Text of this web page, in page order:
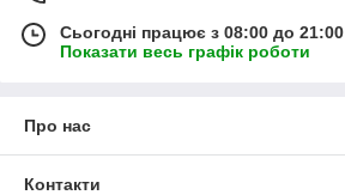
Сьогодні працює з 08:00 до 21:00
Показати весь графік роботи
Про нас
Контакти